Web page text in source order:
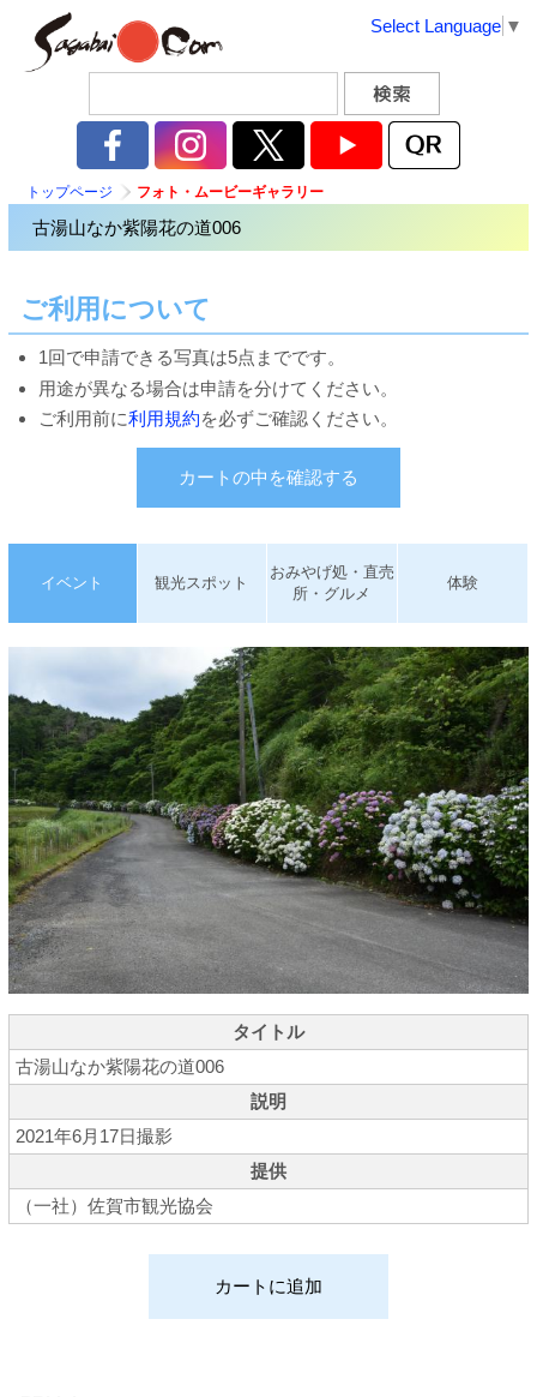
Select Language ▼
トップページ フォト・ムービーギャラリー
古湯山なか紫陽花の道006
ご利用について
1回で申請できる写真は5点までです。
用途が異なる場合は申請を分けてください。
ご利用前に利用規約を必ずご確認ください。
カートの中を確認する
イベント 観光スポット
おみやげ処・直売
所・グルメ
体験
タイトル
古湯山なか紫陽花の道006
説明
2021年6月17日撮影
提供
（一社）佐賀市観光協会